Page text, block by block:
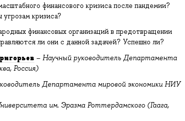
финансового кризиса после пандемии?
кризиса?
финансовых организаций в предотвращении
ли они с данной задачей? Успешно ли?
–Научный руководитель Департамента
Россия)
Департамента мировой экономики НИУ
им. Эразма Роттердамского (Гаага,